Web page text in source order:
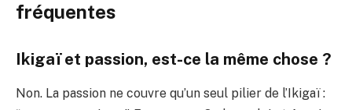
fréquentes
Ikigaï et passion, est-ce la même chose ?
Non. La passion ne couvre qu’un seul pilier de l’Ikigaï :